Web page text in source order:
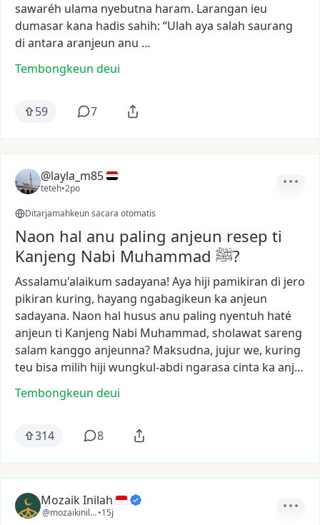
sawaréh ulama nyebutna haram. Larangan ieu
dumasar kana hadis sahih: “Ulah aya salah saurang
di antara aranjeun anu …
Tembongkeun deui
59 7
@layla_m85
teteh•2po
Ditarjamahkeun sacara otomatis
Naon hal anu paling anjeun resep ti
Kanjeng Nabi Muhammad ﷺ?
Assalamu'alaikum sadayana! Aya hiji pamikiran di jero
pikiran kuring, hayang ngabagikeun ka anjeun
sadayana. Naon hal husus anu paling nyentuh haté
anjeun ti Kanjeng Nabi Muhammad, sholawatsareng
salam kanggo anjeunna? Maksudna, jujurwe, kuring
teu bisa milih hiji wungkul-abdi ngarasa cinta ka anj…
Tembongkeun deui
314 8
Mozaik Inilah
@mozaikinilah•15j